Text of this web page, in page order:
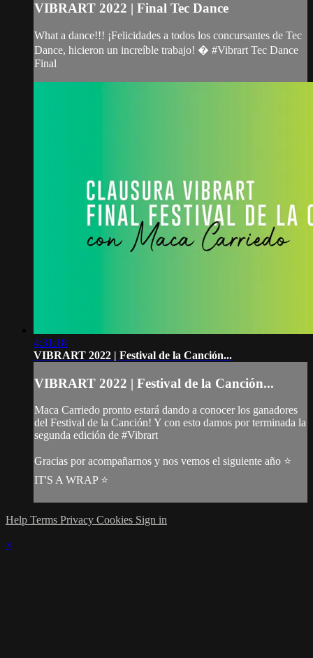
VIBRART 2022 | Final Tec Dance
What a dance!!! ¡Felicidades a todos los concursantes de Tec
Dance, hicieron un increíble trabajo! � #Vibrart Tec Dance
Final
4:31:18
VIBRART 2022 | Festival de la Canción...
VIBRART 2022 | Festival de la Canción...
Maca Carriedo pronto estará dando a conocer los ganadores
del Festival de la Canción! Y con esto damos por terminada la
segunda edición de #Vibrart
Gracias por acompañarnos y nos vemos el siguiente año ⭐
IT'S A WRAP ⭐
Help Terms Privacy Cookies Sign in
×